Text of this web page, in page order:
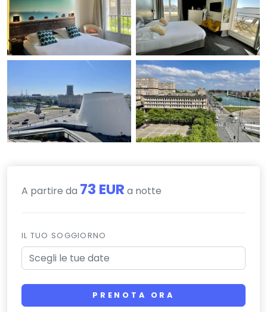
A partire da 73 EUR a notte
IL TUO SOGGIORNO
PRENOTA ORA